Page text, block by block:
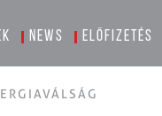
News Előfizetés